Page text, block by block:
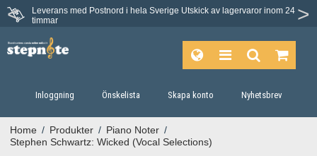
Leverans med Postnord i hela Sverige Utskick av lagervaror inom 24
timmar
Du har 30 dagars ångerrätt.
Inloggning Önskelista Skapa konto Nyhetsbrev
Home / Produkter / Piano Noter /
Stephen Schwartz: Wicked (Vocal Selections)